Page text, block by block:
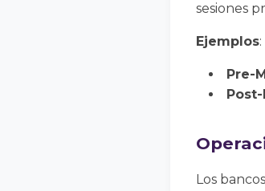
sesiones
Ejemplos:
Pre-
Los